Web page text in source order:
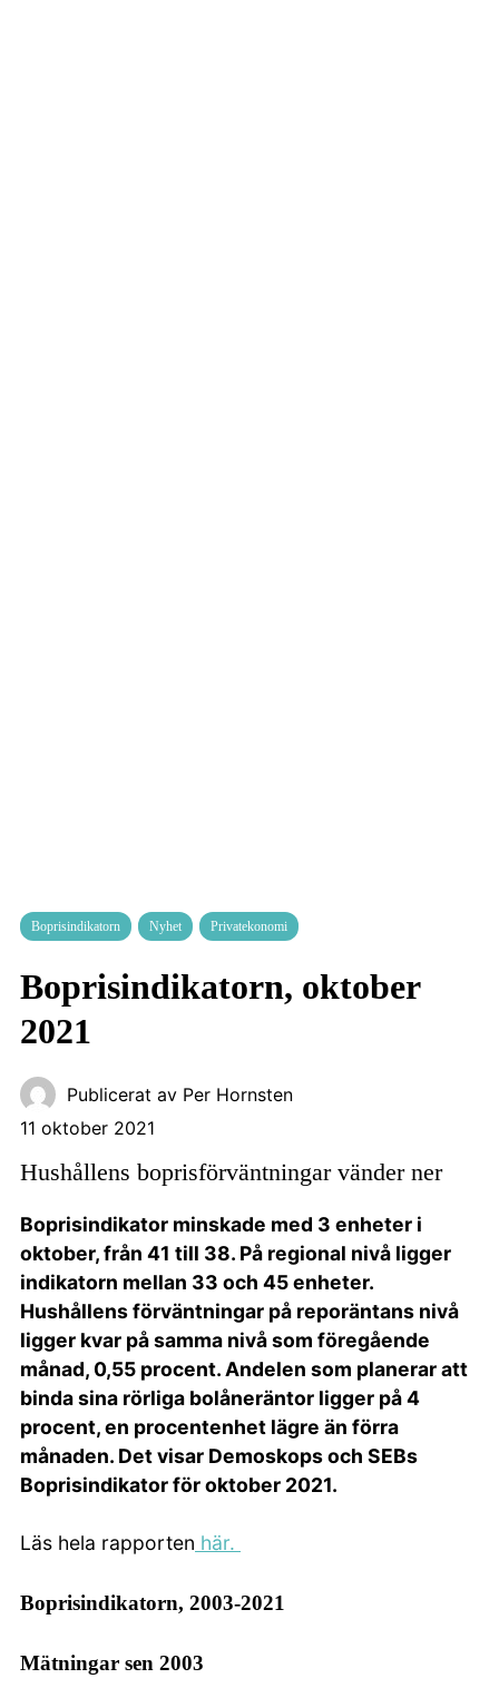
Boprisindikatorn Nyhet Privatekonomi
Boprisindikatorn, oktober
2021
Publicerat av Per Hornsten
11 oktober 2021
Hushållens boprisförväntningar vänder ner
Boprisindikator minskade med 3 enheter i
oktober, från 41 till 38. På regional nivå ligger
indikatorn mellan 33 och 45 enheter.
Hushållens förväntningar på reporäntans nivå
ligger kvar på samma nivå som föregående
månad, 0,55 procent. Andelen som planerar att
binda sina rörliga bolåneräntor ligger på 4
procent, en procentenhet lägre än förra
månaden. Det visar Demoskops och SEBs
Boprisindikator för oktober 2021.
Läs hela rapporten här.
Boprisindikatorn, 2003-2021
Mätningar sen 2003